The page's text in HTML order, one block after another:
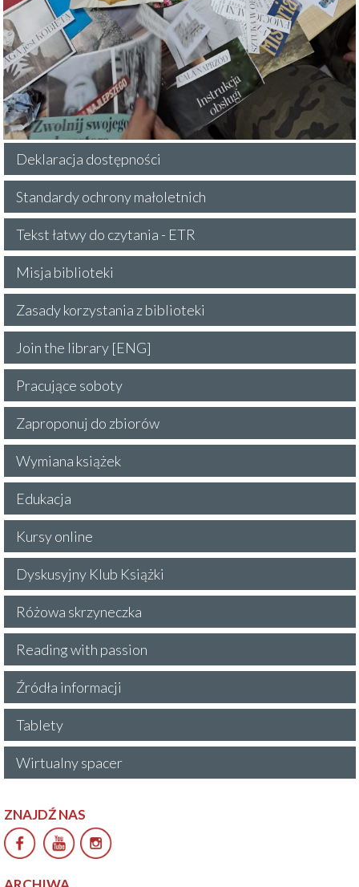
Deklaracja dostępności
Standardy ochrony małoletnich
Tekst łatwy do czytania - ETR
Misja biblioteki
Zasady korzystania z biblioteki
Join the library [ENG]
Pracujące soboty
Zaproponuj do zbiorów
Wymiana książek
Edukacja
Kursy online
Dyskusyjny Klub Książki
Różowa skrzyneczka
Reading with passion
Źródła informacji
Tablety
Wirtualny spacer
ZNAJDŹ NAS